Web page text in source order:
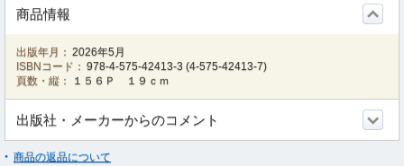
商品情報
出版年月： 2026年5月
ISBNコード： 978-4-575-42413-3 (4-575-42413-7)
頁数・縦：
１５６Ｐ １９ｃｍ
出版社・メーカーからのコメント
商品の返品について